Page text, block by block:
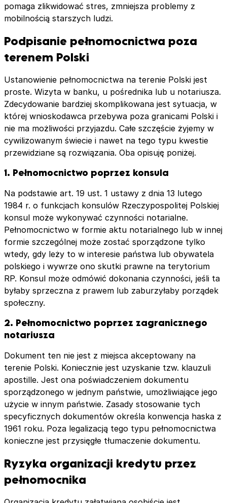
pomaga zlikwidować stres, zmniejsza problemy z
mobilnością starszych ludzi.
Podpisanie pełnomocnictwa poza
terenem Polski
Ustanowienie pełnomocnictwa na terenie Polski jest
proste. Wizyta w banku, u pośrednika lub u notariusza.
Zdecydowanie bardziej skomplikowana jest sytuacja, w
której wnioskodawca przebywa poza granicami Polski i
nie ma możliwości przyjazdu. Całe szczęście żyjemy w
cywilizowanym świecie i nawet na tego typu kwestie
przewidziane są rozwiązania. Oba opisuję poniżej.
1. Pełnomocnictwo poprzez konsula
Na podstawie art. 19 ust. 1 ustawy z dnia 13 lutego
1984 r. o funkcjach konsulów Rzeczypospolitej Polskiej
konsul może wykonywać czynności notarialne.
Pełnomocnictwo w formie aktu notarialnego lub w innej
formie szczególnej może zostać sporządzone tylko
wtedy, gdy leży to w interesie państwa lub obywatela
polskiego i wywrze ono skutki prawne na terytorium
RP. Konsul może odmówić dokonania czynności, jeśli ta
byłaby sprzeczna z prawem lub zaburzyłaby porządek
społeczny.
2. Pełnomocnictwo poprzez zagranicznego
notariusza
Dokument ten nie jest z miejsca akceptowany na
terenie Polski. Koniecznie jest uzyskanie tzw. klauzuli
apostille. Jest ona poświadczeniem dokumentu
sporządzonego w jednym państwie, umożliwiające jego
użycie w innym państwie. Zasady stosowanie tych
specyficznych dokumentów określa konwencja haska z
1961 roku. Poza legalizacją tego typu pełnomocnictwa
konieczne jest przysięgłe tłumaczenie dokumentu.
Ryzyka organizacji kredytu przez
pełnomocnika